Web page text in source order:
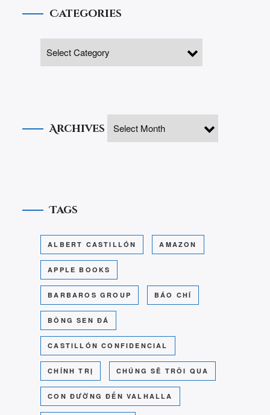
Categories
Archives
Tags
ALBERT CASTILLÓN AMAZON
APPLE BOOKS
BARBAROS GROUP BÁO CHÍ
BÔNG SEN ĐÁ
CASTILLÓN CONFIDENCIAL
CHÍNH TRỊ CHÚNG SẼ TRÔI QUA
CON ĐƯỜNG ĐẾN VALHALLA